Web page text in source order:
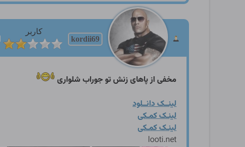
kordii69
کاربر
مخفی از پاهای زنش تو جوراب شلواری
لینــک دانــلود
لینـک کمـکی
لینـک کمـکی
looti.net